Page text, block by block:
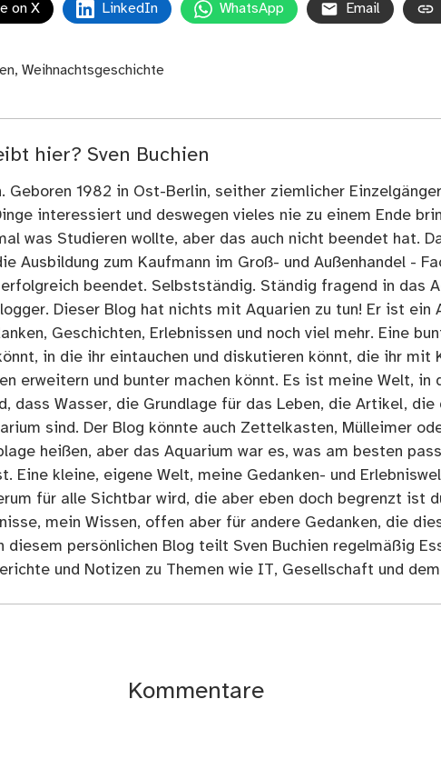
on X LinkedIn WhatsApp Email
, Weihnachtsgeschichte
hier? Sven Buchien
Geboren 1982 in Ost-Berlin, seither ziemlicher
interessiert und deswegen vieles nie zu einem Ende
was Studieren wollte, aber das auch nicht beendet hat.
Ausbildung zum Kaufmann im Groß- und Außenhandel -
beendet. Selbstständig. Ständig fragend in das
Dieser Blog hat nichts mit Aquarien zu tun! Er ist ein
Geschichten, Erlebnissen und noch viel mehr. Eine
in die ihr eintauchen und diskutieren könnt, die ihr mit
erweitern und bunter machen könnt. Es ist meine Welt, in
dass Wasser, die Grundlage für das Leben, die Artikel, die
sind. Der Blog könnte auch Zettelkasten, Mülleimer
heißen, aber das Aquarium war es, was am besten
Eine kleine, eigene Welt, meine Gedanken- und
für alle Sichtbar wird, die aber eben doch begrenzt ist
mein Wissen, offen aber für andere Gedanken, die
diesem persönlichen Blog teilt Sven Buchien regelmäßig
und Notizen zu Themen wie IT, Gesellschaft und
Kommentare